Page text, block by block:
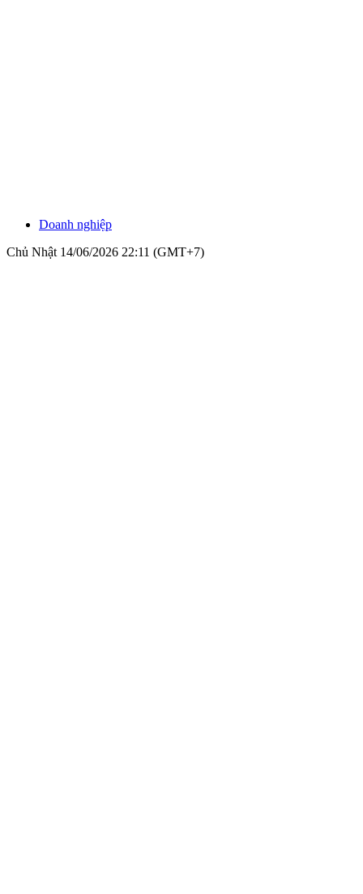
Doanh nghiệp
Chủ Nhật 14/06/2026 22:11 (GMT+7)